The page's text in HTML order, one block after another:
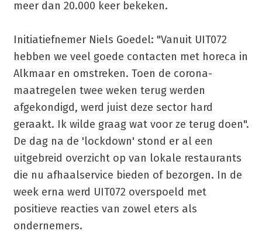
meer dan 20.000 keer bekeken.
Initiatiefnemer Niels Goedel: "Vanuit UIT072
hebben we veel goede contacten met horeca in
Alkmaar en omstreken. Toen de corona-
maatregelen twee weken terug werden
afgekondigd, werd juist deze sector hard
geraakt. Ik wilde graag wat voor ze terug doen".
De dag na de 'lockdown' stond er al een
uitgebreid overzicht op van lokale restaurants
die nu afhaalservice bieden of bezorgen. In de
week erna werd UIT072 overspoeld met
positieve reacties van zowel eters als
ondernemers.